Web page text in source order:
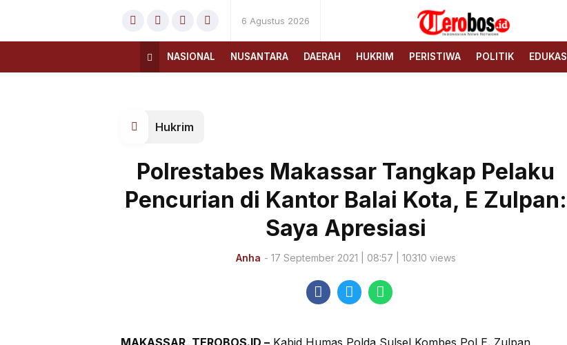
6 Agustus 2026
Terobos.id – Kabar terkini
dari Indonesia
Media siber yang
menyajikan berita terbaru
dan kabar terkini dari
NASIONAL NUSANTARA DAERAH HUKRIM PERISTIWA POLITIK EDUKASI
Hukrim
Polrestabes Makassar Tangkap Pelaku
Pencurian di Kantor Balai Kota, E Zulpan:
Saya Apresiasi
Anha - 17 September 2021 | 08:57 | 10310 views
MAKASSAR, TEROBOS.ID – Kabid Humas Polda Sulsel Kombes Pol E. Zulpan